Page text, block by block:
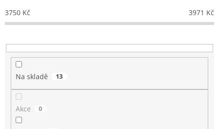
k
t
3750 Kč 3971 Kč
Na skladě 13
Akce 0